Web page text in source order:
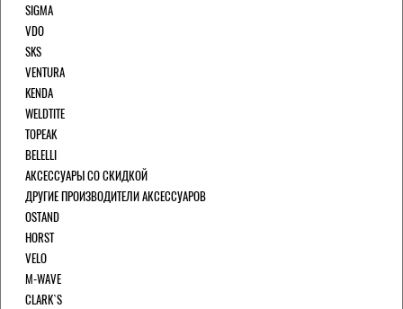
SIGMA
VDO
SKS
VENTURA
KENDA
WELDTITE
TOPEAK
BELELLI
АКСЕССУАРЫ СО СКИДКОЙ
ДРУГИЕ ПРОИЗВОДИТЕЛИ АКСЕССУАРОВ
OSTAND
HORST
VELO
M-WAVE
CLARK`S